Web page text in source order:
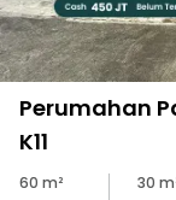
Perumahan
K11
60 m²
30